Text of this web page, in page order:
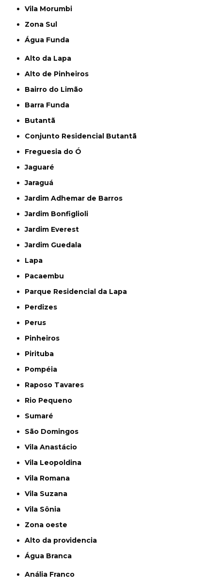
Vila Morumbi
Zona Sul
Água Funda
Alto da Lapa
Alto de Pinheiros
Bairro do Limão
Barra Funda
Butantã
Conjunto Residencial Butantã
Freguesia do Ó
Jaguaré
Jaraguá
Jardim Adhemar de Barros
Jardim Bonfiglioli
Jardim Everest
Jardim Guedala
Lapa
Pacaembu
Parque Residencial da Lapa
Perdizes
Perus
Pinheiros
Pirituba
Pompéia
Raposo Tavares
Rio Pequeno
Sumaré
São Domingos
Vila Anastácio
Vila Leopoldina
Vila Romana
Vila Suzana
Vila Sônia
Zona oeste
alto da providencia
Água Branca
Anália Franco